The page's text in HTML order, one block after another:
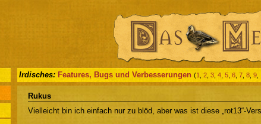
Irdisches: Features, Bugs und Verbesserungen (1 2 3 4 5 6 7 8 9
Rukus
Vielleicht bin ich einfach nur zu blöd, aber was ist diese „rot13“-